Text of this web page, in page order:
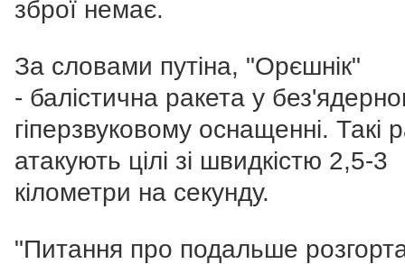
зброї немає.
За словами путіна, "Орєшнік"
- балістична ракета у
гіперзвуковому оснащенні. Такі
атакують цілі зі швидкістю 2,5-3
кілометри на секунду.
"Питання про подальше